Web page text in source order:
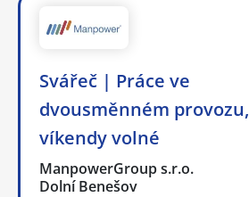
Svářeč | Práce ve
dvousměnném provozu,
víkendy volné
ManpowerGroup s.r.o.
Dolní Benešov